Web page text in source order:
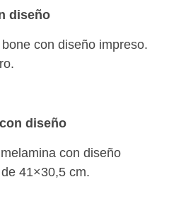
diseño
con diseño impreso.
diseño
con diseño
41×30,5 cm.